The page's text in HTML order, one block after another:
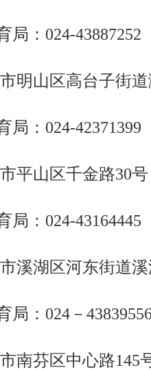
局：024-43887252
明山区高台子街
局：024-42371399
平山区千金路30
局：024-43164445
溪湖区河东街道
局：024－
南芬区中心路145